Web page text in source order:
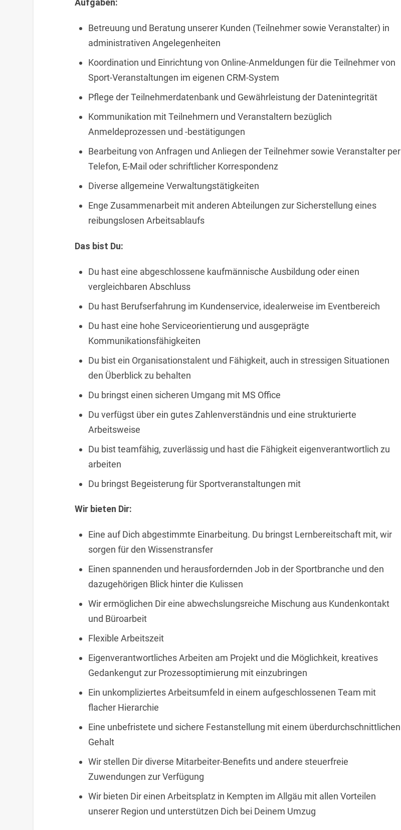
Aufgaben:
Betreuung und Beratung unserer Kunden (Teilnehmer sowie Veranstalter) in
administrativen Angelegenheiten
Koordination und Einrichtung von Online-Anmeldungen für die Teilnehmer von
Sport-Veranstaltungen im eigenen CRM-System
Pflege der Teilnehmerdatenbank und Gewährleistung der Datenintegrität
Kommunikation mit Teilnehmern und Veranstaltern bezüglich
Anmeldeprozessen und -bestätigungen
Bearbeitung von Anfragen und Anliegen der Teilnehmer sowie Veranstalter per
Telefon, E-Mail oder schriftlicher Korrespondenz
Diverse allgemeine Verwaltungstätigkeiten
Enge Zusammenarbeit mit anderen Abteilungen zur Sicherstellung eines
reibungslosen Arbeitsablaufs
Das bist Du:
Du hast eine abgeschlossene kaufmännische Ausbildung oder einen
vergleichbaren Abschluss
Du hast Berufserfahrung im Kundenservice, idealerweise im Eventbereich
Du hast eine hohe Serviceorientierung und ausgeprägte
Kommunikationsfähigkeiten
Du bist ein Organisationstalent und Fähigkeit, auch in stressigen Situationen
den Überblick zu behalten
Du bringst einen sicheren Umgang mit MS Office
Du verfügst über ein gutes Zahlenverständnis und eine strukturierte
Arbeitsweise
Du bist teamfähig, zuverlässig und hast die Fähigkeit eigenverantwortlich zu
arbeiten
Du bringst Begeisterung für Sportveranstaltungen mit
Wir bieten Dir:
Eine auf Dich abgestimmte Einarbeitung. Du bringst Lernbereitschaft mit, wir
sorgen für den Wissenstransfer
Einen spannenden und herausfordernden Job in der Sportbranche und den
dazugehörigen Blick hinter die Kulissen
Wir ermöglichen Dir eine abwechslungsreiche Mischung aus Kundenkontakt
und Büroarbeit
Flexible Arbeitszeit
Eigenverantwortliches Arbeiten am Projekt und die Möglichkeit, kreatives
Gedankengut zur Prozessoptimierung mit einzubringen
Ein unkompliziertes Arbeitsumfeld in einem aufgeschlossenen Team mit
flacher Hierarchie
Eine unbefristete und sichere Festanstellung mit einem überdurchschnittlichen
Gehalt
Wir stellen Dir diverse Mitarbeiter-Benefits und andere steuerfreie
Zuwendungen zur Verfügung
Wir bieten Dir einen Arbeitsplatz in Kempten im Allgäu mit allen Vorteilen
unserer Region und unterstützen Dich bei Deinem Umzug